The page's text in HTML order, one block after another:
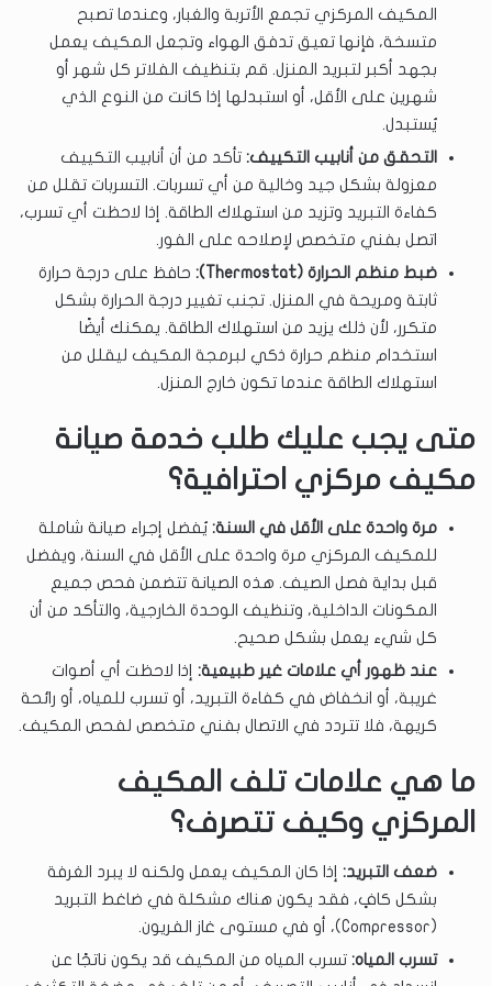
المكيف المركزي تجمع الأتربة والغبار، وعندما تصبح
متسخة، فإنها تعيق تدفق الهواء وتجعل المكيف يعمل
بجهد أكبر لتبريد المنزل. قم بتنظيف الفلاتر كل شهر أو
شهرين على الأقل، أو استبدلها إذا كانت من النوع الذي
يُستبدل.
التحقق من أنابيب التكييف: تأكد من أن أنابيب التكييف
معزولة بشكل جيد وخالية من أي تسربات. التسربات تقلل من
كفاءة التبريد وتزيد من استهلاك الطاقة. إذا لاحظت أي تسرب،
اتصل بفني متخصص لإصلاحه على الفور.
ضبط منظم الحرارة (Thermostat):
حافظ على درجة حرارة
ثابتة ومريحة في المنزل. تجنب تغيير درجة الحرارة بشكل
متكرر، لأن ذلك يزيد من استهلاك الطاقة. يمكنك أيضًا
استخدام منظم حرارة ذكي لبرمجة المكيف ليقلل من
استهلاك الطاقة عندما تكون خارج المنزل.
متى يجب عليك طلب خدمة صيانة
مكيف مركزي احترافية؟
مرة واحدة على الأقل في السنة: يُفضل إجراء صيانة شاملة
للمكيف المركزي مرة واحدة على الأقل في السنة، ويفضل
قبل بداية فصل الصيف. هذه الصيانة تتضمن فحص جميع
المكونات الداخلية، وتنظيف الوحدة الخارجية، والتأكد من أن
كل شيء يعمل بشكل صحيح.
عند ظهور أي علامات غير طبيعية: إذا لاحظت أي أصوات
غريبة، أو انخفاض في كفاءة التبريد، أو تسرب للمياه، أو رائحة
كريهة، فلا تتردد في الاتصال بفني متخصص لفحص المكيف.
ما هي علامات تلف المكيف
المركزي وكيف تتصرف؟
ضعف التبريد: إذا كان المكيف يعمل ولكنه لا يبرد الغرفة
بشكل كافٍ، فقد يكون هناك مشكلة في ضاغط التبريد
(Compressor)، أو في مستوى غاز الفريون.
تسرب المياه: تسرب المياه من المكيف قد يكون ناتجًا عن